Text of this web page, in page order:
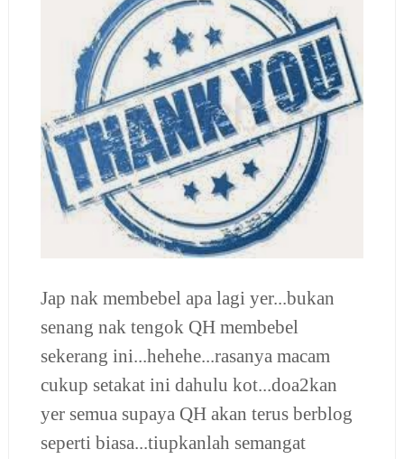
Jap nak membebel apa lagi yer...bukan
senang nak tengok QH membebel
sekerang ini...hehehe...rasanya macam
cukup setakat ini dahulu kot...doa2kan
yer semua supaya QH akan terus berblog
seperti biasa...tiupkanlah semangat